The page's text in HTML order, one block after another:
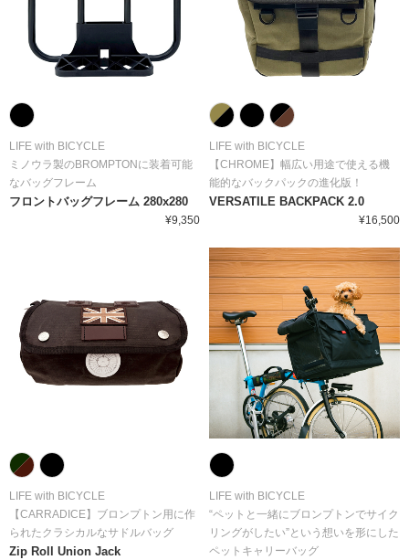
LIFE with BICYCLE
ミノウラ製のBROMPTONに装着可能
なバッグフレーム
フロントバッグフレーム 280x280
¥9,350
LIFE with BICYCLE
【CHROME】幅広い用途で使える機
能的なバックパックの進化版！
VERSATILE BACKPACK 2.0
¥16,500
LIFE with BICYCLE
【CARRADICE】ブロンプトン用に作
られたクラシカルなサドルバッグ
Zip Roll Union Jack
LIFE with BICYCLE
“ペットと一緒にブロンプトンでサイク
リングがしたい”という想いを形にした
ペットキャリーバッグ